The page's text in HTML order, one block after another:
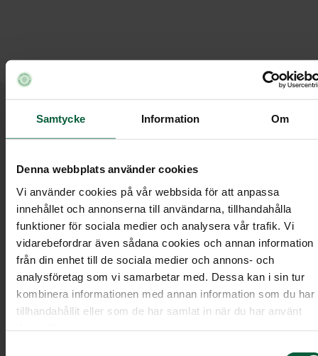
Samtycke Information Om
Denna webbplats använder cookies
Vi använder cookies på vår webbsida för att anpassa
innehållet och annonserna till användarna, tillhandahålla
funktioner för sociala medier och analysera vår trafik. Vi
vidarebefordrar även sådana cookies och annan information
från din enhet till de sociala medier och annons- och
analysföretag som vi samarbetar med. Dessa kan i sin tur
kombinera informationen med annan information som du har
tillhandahållit eller som de har samlat in när du har använt
Liljengrens Begravningsbyrå i Göteborg
Våra medarbetare
Vi hjälper till att utforma
personliga begravningar
Hos oss hjälper våra medarbetare dig att skapa